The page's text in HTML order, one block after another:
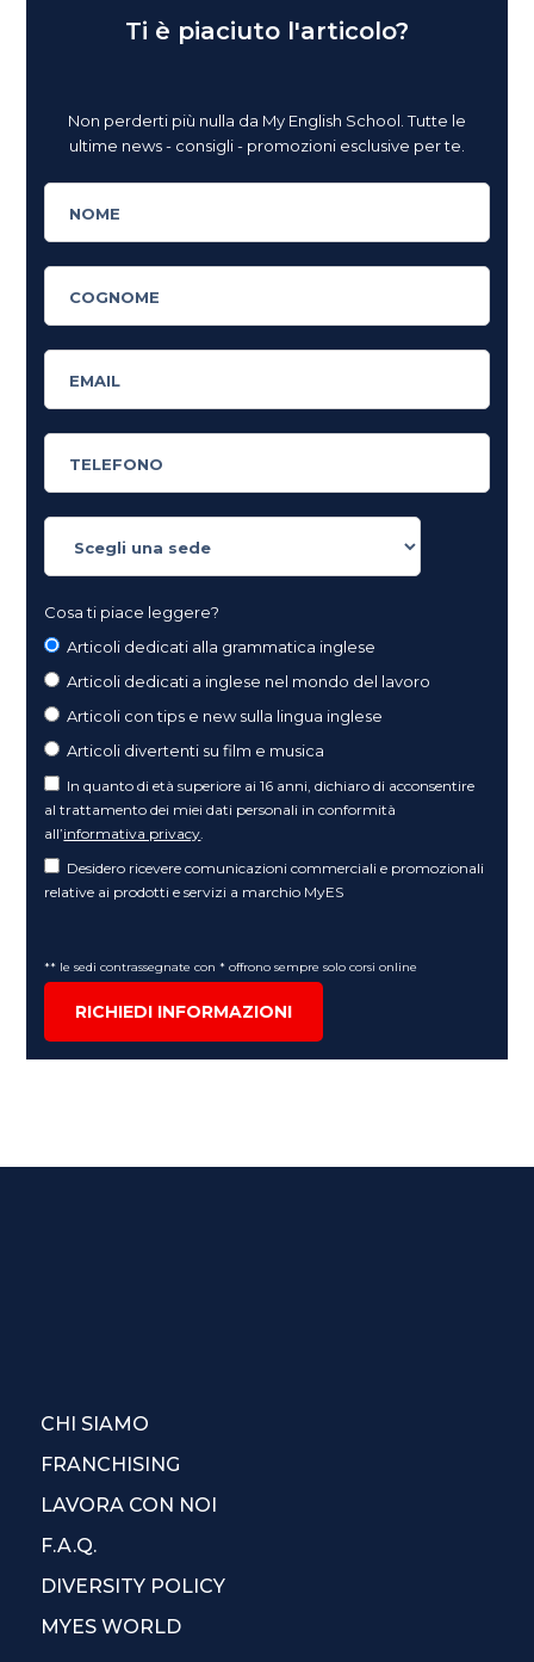
Ti è piaciuto l'articolo?
Non perderti più nulla da My English School. Tutte le
ultime news - consigli - promozioni esclusive per te.
Cosa ti piace leggere?
Articoli dedicati alla grammatica inglese
Articoli dedicati a inglese nel mondo del lavoro
Articoli con tips e new sulla lingua inglese
Articoli divertenti su film e musica
In quanto di età superiore ai 16 anni, dichiaro di acconsentire
al trattamento dei miei dati personali in conformità
all’informativa privacy
Desidero ricevere comunicazioni commerciali e promozionali
relative ai prodotti e servizi a marchio MyES
** le sedi contrassegnate con * offrono sempre solo corsi online
RICHIEDI INFORMAZIONI
CHI SIAMO
FRANCHISING
LAVORA CON NOI
F.A.Q.
DIVERSITY POLICY
MYES WORLD